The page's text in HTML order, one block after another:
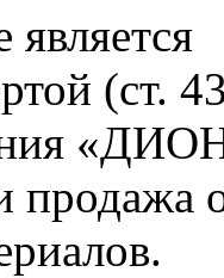
(ст.
продажа